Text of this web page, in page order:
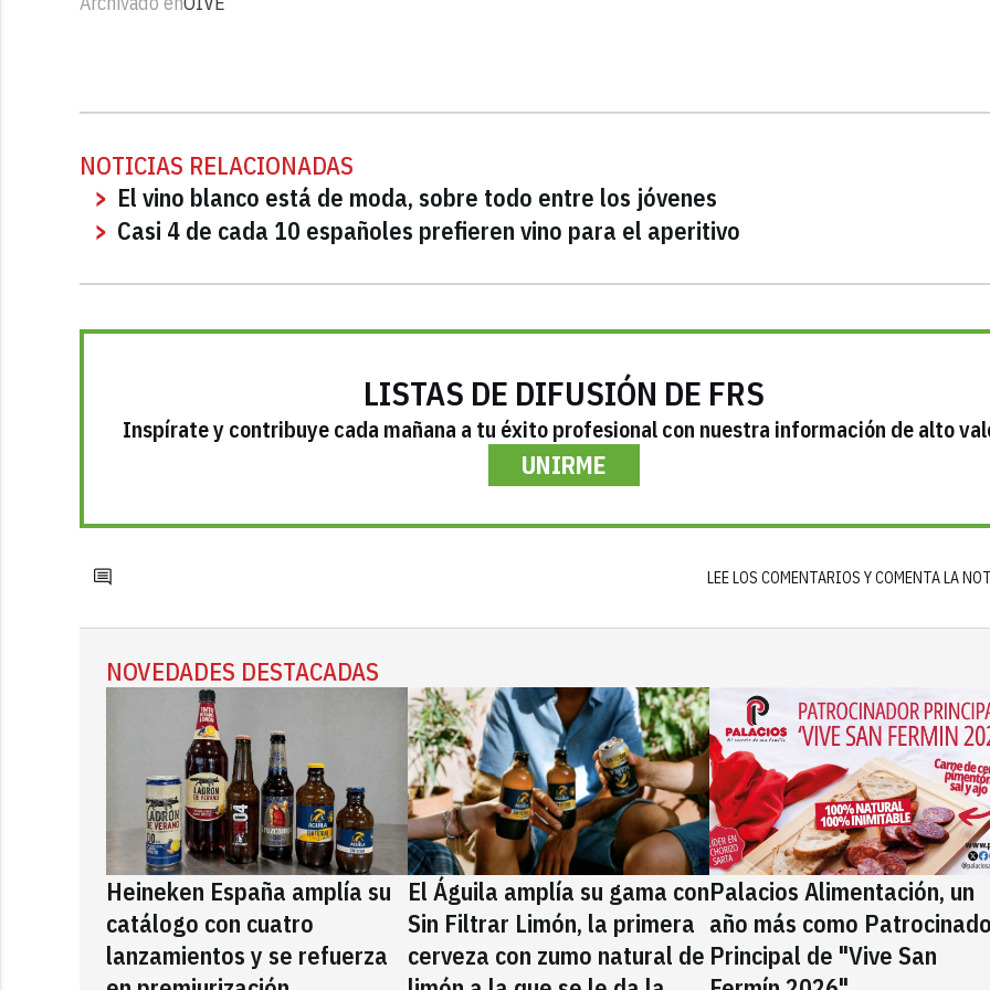
NOTICIAS RELACIONADAS
El vino blanco está de moda, sobre todo entre los jóvenes
Casi 4 de cada 10 españoles prefieren vino para el aperitivo
LISTAS DE DIFUSIÓN DE FRS
Inspírate y contribuye cada mañana a tu éxito profesional con nuestra información de alto
UNIRME
LEE LOS COMENTARIOS Y COMENTA LA
NOVEDADES DESTACADAS
Heineken España amplía su
catálogo con cuatro
lanzamientos y se refuerza
El Águila amplía su gama con
Sin Filtrar Limón, la primera
cerveza con zumo natural de
Palacios Alimentación, un
año más como
Principal de "Vive San